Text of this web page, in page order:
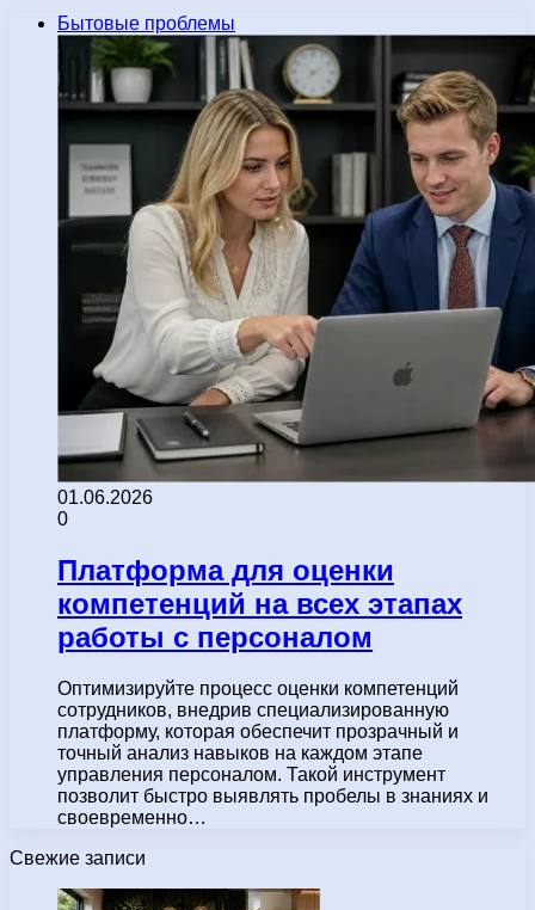
Бытовые проблемы
01.06.2026
0
Платформа для оценки
компетенций на всех этапах
работы с персоналом
Оптимизируйте процесс оценки компетенций
сотрудников, внедрив специализированную
платформу, которая обеспечит прозрачный и
точный анализ навыков на каждом этапе
управления персоналом. Такой инструмент
позволит быстро выявлять пробелы в знаниях и
своевременно…
Свежие записи